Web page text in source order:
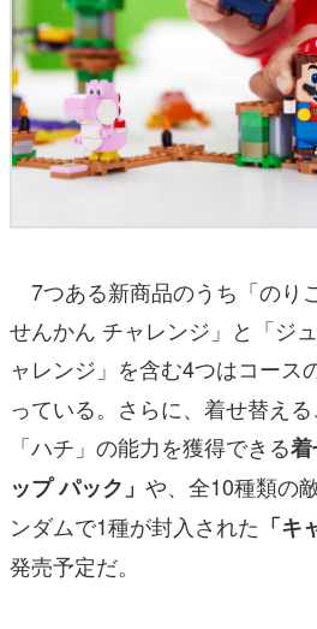
7つある新商品のうち「のり
せんかん チャレンジ」と「ジ
ャレンジ」を含む4つはコース
っている。さらに、着せ替え
「ハチ」の能力を獲得できる
ップ パック」 や、全10種類の
ンダムで1種が封入された 「キ
発売予定だ。